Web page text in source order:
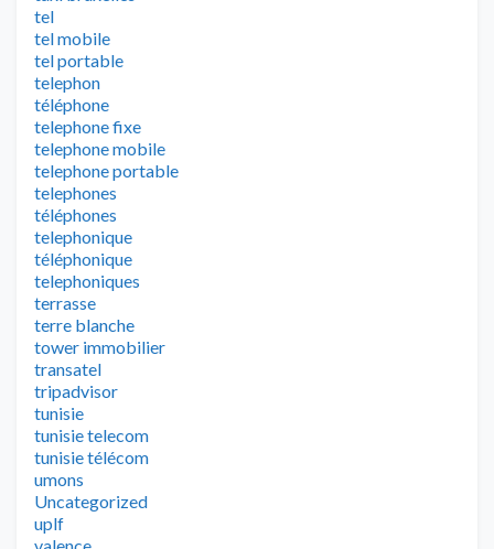
tel
tel mobile
tel portable
telephon
téléphone
telephone fixe
telephone mobile
telephone portable
telephones
téléphones
telephonique
téléphonique
telephoniques
terrasse
terre blanche
tower immobilier
transatel
tripadvisor
tunisie
tunisie telecom
tunisie télécom
umons
Uncategorized
uplf